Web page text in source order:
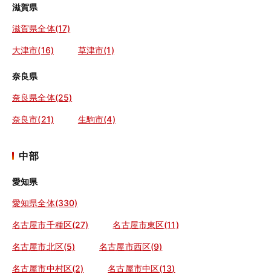
滋賀県
滋賀県全体(17)
大津市(16) 草津市(1)
奈良県
奈良県全体(25)
奈良市(21) 生駒市(4)
中部
愛知県
愛知県全体(330)
名古屋市千種区(27) 名古屋市東区(11)
名古屋市北区(5) 名古屋市西区(9)
名古屋市中村区(2) 名古屋市中区(13)